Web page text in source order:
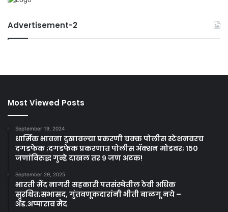
Advertisement-2
Most Viewed Posts
September 19, 2024
धार्मिक भावना दुखावल्या प्रकरणी चक्क पोलीस स्टेशनवरच
दगडफेक ;दगडफेक प्रकरणात पोलीस अ‍ॅक्शन मोडवर; १५०
जणांविरुद्ध गुन्हे दाखल तर ९ जण अटक!
September 29, 2025
भारती मैंद नागरी सहकारी पतसंस्थेतील ठेवी अधिक
सुरक्षित;सभासद, गुंतवणूकदारांनी भीती बाळगू नये –
ॲड.अप्पाराव मैंद